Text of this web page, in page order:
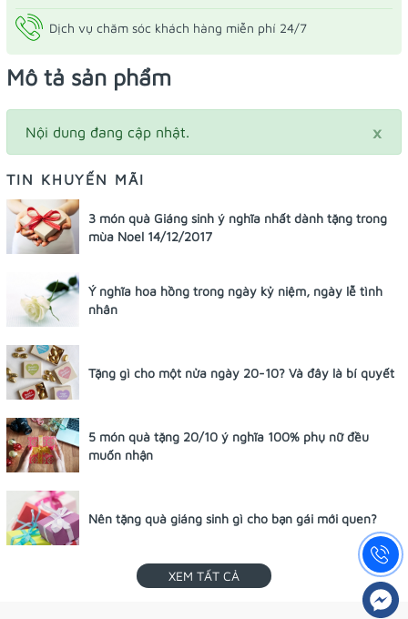
Dịch vụ chăm sóc khách hàng miễn phí 24/7
Mô tả sản phẩm
×
Nội dung đang cập nhật.
TIN KHUYẾN MÃI
3 món quà Giáng sinh ý nghĩa nhất dành tặng trong
mùa Noel 14/12/2017
Ý nghĩa hoa hồng trong ngày kỷ niệm, ngày lễ tình
nhân
Tặng gì cho một nửa ngày 20-10? Và đây là bí quyết
5 món quà tặng 20/10 ý nghĩa 100% phụ nữ đều
muốn nhận
Nên tặng quà giáng sinh gì cho bạn gái mới quen?
XEM TẤT CẢ